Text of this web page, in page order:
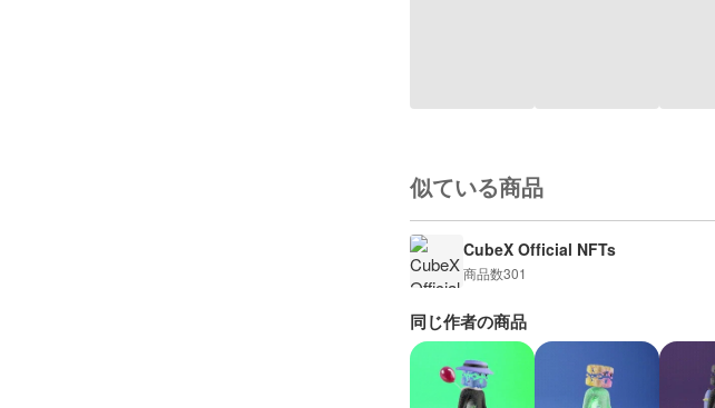
似ている商品
CubeX Official NFTs
商品数301
同じ作者の商品